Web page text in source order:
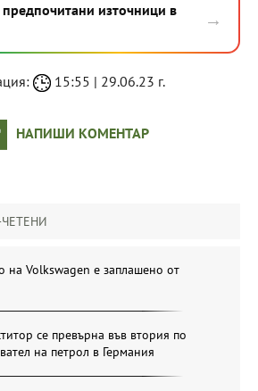
източници в
→
15:55 | 29.06.23 г.
НАПИШИ КОМЕНТАР
на Volkswagen е заплашено от
се превърна във втория по
на петрол в Германия